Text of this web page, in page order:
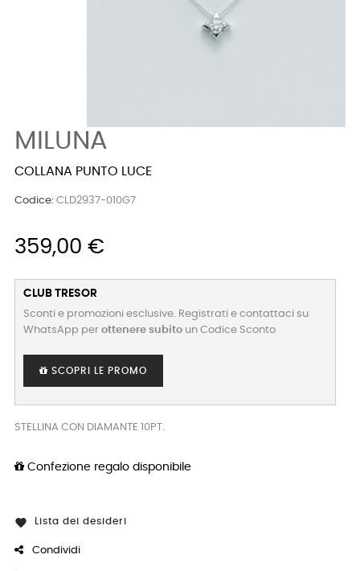
MILUNA
COLLANA PUNTO LUCE
Codice: CLD2937-010G7
359,00 €
CLUB TRESOR
Sconti e promozioni esclusive. Registrati e contattaci su
WhatsApp per ottenere subito un Codice Sconto
SCOPRI LE PROMO
STELLINA CON DIAMANTE 10PT.
Confezione regalo disponibile
 Lista dei desideri
Condividi